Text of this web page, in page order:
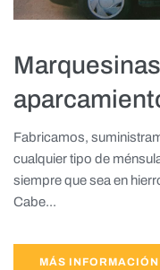
Fabricamos,
cualquier tipo de
siempre que sea en
Cabe...
MÁS INFORMACIÓN